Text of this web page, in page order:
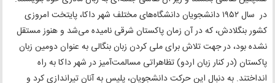
در سال ۱۹۵۲ دانشجویان دانشگاه‌های مختلف شهر داکا، پایتخت امروزی
کشور بنگلادش، که در آن زمان پاکستان شرقی نامیده می‌شد و هنوز مستقل
نشده بود، در جهت تلاش برای ملی کردن زبان بنگالی به عنوان دومین زبان
پاکستان (در کنار زبان اردو) تظاهراتی مسالمت‌آمیز در شهر داکا به راه
انداختند. به دنبال این حرکت دانشجویان، پلیس به آنان تیراندازی کرد و